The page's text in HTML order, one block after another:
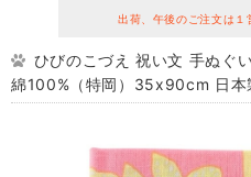
出荷、午後のご注文は１
ひびのこづえ 祝い文 手ぬぐ
綿100%（特岡）35x90cm 日本